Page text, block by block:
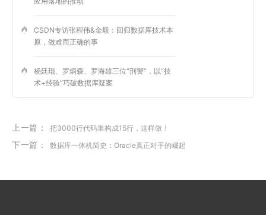
CSDN专访张程伟&金毅：回归数据库技术本
原，做难而正确的事
杨廷琨、罗炳森、罗海雄三位“刑警”，以“技
术+经验”巧破数据库疑案
上一篇： 把3000行代码重构成15行，这样做！
下一篇： 数据库一体机简史：Oracle真正对手的崛起